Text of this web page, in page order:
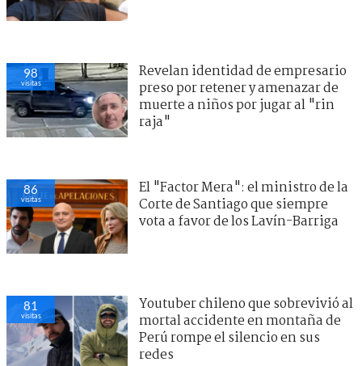
98
visitas
Revelan identidad de empresario
preso por retener y amenazar de
muerte a niños por jugar al "rin
raja"
86
visitas
El "Factor Mera": el ministro de la
Corte de Santiago que siempre
vota a favor de los Lavín-Barriga
81
visitas
Youtuber chileno que sobrevivió al
mortal accidente en montaña de
Perú rompe el silencio en sus
redes